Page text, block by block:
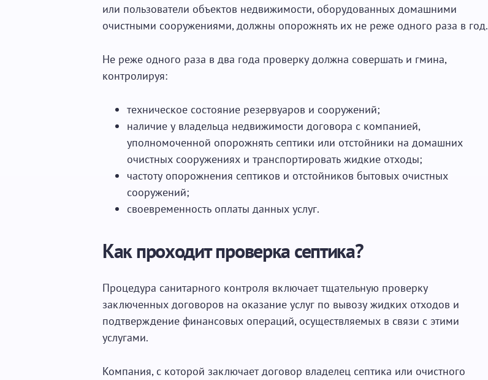
или пользователи объектов недвижимости, оборудованных домашними
очистными сооружениями, должны опорожнять их не реже одного раза в год.
Не реже одного раза в два года проверку должна совершать и гмина,
контролируя:
техническое состояние резервуаров и сооружений;
наличие у владельца недвижимости договора с компанией,
уполномоченной опорожнять септики или отстойники на домашних
очистных сооружениях и транспортировать жидкие отходы;
частоту опорожнения септиков и отстойников бытовых очистных
сооружений;
своевременность оплаты данных услуг.
Как проходит проверка септика?
Процедура санитарного контроля включает тщательную проверку
заключенных договоров на оказание услуг по вывозу жидких отходов и
подтверждение финансовых операций, осуществляемых в связи с этими
услугами.
Компания, с которой заключает договор владелец септика или очистного